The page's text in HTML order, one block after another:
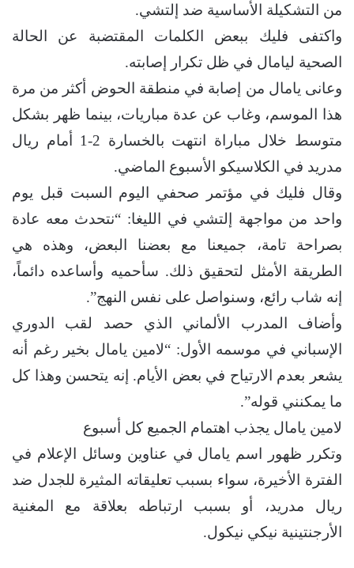
من التشكيلة الأساسية ضد إلتشي.
واكتفى فليك ببعض الكلمات المقتضبة عن الحالة
الصحية ليامال في ظل تكرار إصابته.
وعانى يامال من إصابة في منطقة الحوض أكثر من مرة
هذا الموسم، وغاب عن عدة مباريات، بينما ظهر بشكل
متوسط خلال مباراة انتهت بالخسارة 2-1 أمام ريال
مدريد في الكلاسيكو الأسبوع الماضي.
وقال فليك في مؤتمر صحفي اليوم السبت قبل يوم
واحد من مواجهة إلتشي في الليغا: “نتحدث معه عادة
بصراحة تامة، جميعنا مع بعضنا البعض، وهذه هي
الطريقة الأمثل لتحقيق ذلك. سأحميه وأساعده دائماً،
إنه شاب رائع، وسنواصل على نفس النهج”.
وأضاف المدرب الألماني الذي حصد لقب الدوري
الإسباني في موسمه الأول: “لامين يامال بخير رغم أنه
يشعر بعدم الارتياح في بعض الأيام. إنه يتحسن وهذا كل
ما يمكنني قوله”.
لامين يامال يجذب اهتمام الجميع كل أسبوع
وتكرر ظهور اسم يامال في عناوين وسائل الإعلام في
الفترة الأخيرة، سواء بسبب تعليقاته المثيرة للجدل ضد
ريال مدريد، أو بسبب ارتباطه بعلاقة مع المغنية
الأرجنتينية نيكي نيكول.